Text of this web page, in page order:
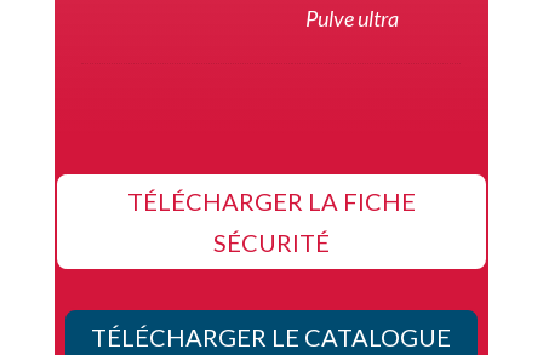
Pulve ultra
TÉLÉCHARGER LA FICHE
SÉCURITÉ
TÉLÉCHARGER LE CATALOGUE